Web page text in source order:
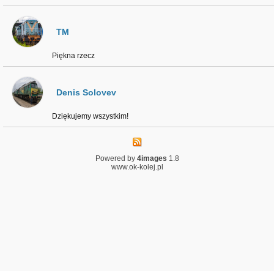
TM
Piękna rzecz
Denis Solovev
Dziękujemy wszystkim!
Powered by 4images 1.8
www.ok-kolej.pl